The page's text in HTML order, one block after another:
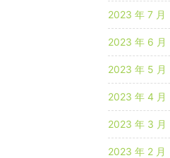
2023 年 7 月
2023 年 6 月
2023 年 5 月
2023 年 4 月
2023 年 3 月
2023 年 2 月